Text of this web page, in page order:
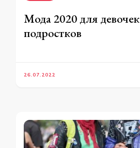
Мода 2020 для девочек
подростков
26.07.2022